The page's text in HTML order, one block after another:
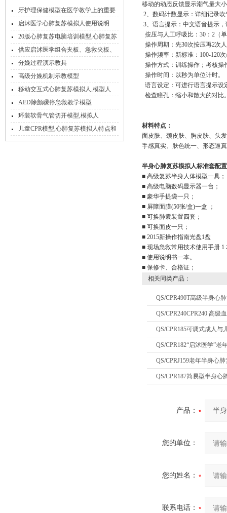
移动的动态反馈显示潮气量大
2、数码计数显示：详细记录
3、语言提示：中文语音提示
按压与人工呼吸比：30：2（
操作周期：先30次按压再2次
操作频率：新标准：100-120
操作方式：训练操作；考核操
操作时间：以秒为单位计时。
语言设定：可进行语言提示设
检查瞳孔：缩小和散大的对比
材料特点：
面皮肤、颈皮肤、胸皮肤、头
手感真实、肤色统一、形态逼
半身心肺复苏模拟人标准套配
■ 高级复苏半身人体模型一具
■ 高级电脑数码显示器一台；
■ 豪华手提袋一只；
■ 屏障面膜(50张/盒)一盒 ；
■ 可换肺囊装置四套；
■ 可换面皮一只；
■ 2015新操作指南光盘1盘
■ 现场急救常用技术使用手册
■ 使用说明书一本。
■ 保修卡、合格证；
相关同类产品：
QS/CPR490T高级半身心
QS/CPR240CPR240 高级
QS/CPR185可调式成人
QS/CPR182“启沭医学”老
QS/CPRJ159老年半身心
QS/CPR187简易型半身心
产品：
您的单位：
您的姓名：
联系电话：
牙护理保健模型在医学教学上的重要
作用
启沭医学心肺复苏模拟人使用说明
20版心肺复苏电脑培训模型,心肺复苏
几种操作方式
供应启沭医学组合夹板、急救夹板、
多功能急救夹板
分娩过程演示教具
高级分娩机制示教模型
移动交互式心肺复苏模拟人,模型人
AED除颤骤停急救教学模型
环装软骨气管切开模型,模拟人
儿童CPR模型,心肺复苏模拟人特点和
措施